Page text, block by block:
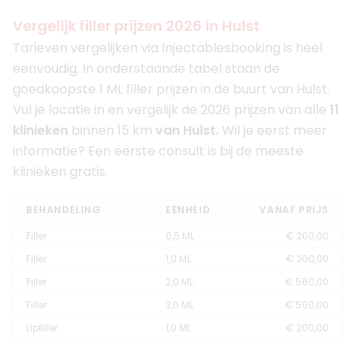
Vergelijk filler prijzen 2026 in Hulst
Tarieven vergelijken via Injectablesbooking is heel
eenvoudig. In onderstaande tabel staan de
goedkoopste 1 ML filler prijzen in de buurt van Hulst.
Vul je locatie in en vergelijk de 2026 prijzen van alle 11
klinieken binnen 15 km van Hulst. Wil je eerst meer
informatie? Een eerste consult is bij de meeste
klinieken gratis.
BEHANDELING EENHEID
VANAF PRIJS
Filler
0,5 ML
€ 200,00
Filler
1,0 ML
€ 200,00
Filler
2,0 ML
€ 560,00
Filler
3,0 ML
€ 560,00
Lipfiller
1,0 ML
€ 200,00